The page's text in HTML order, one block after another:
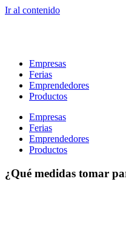
Ir al contenido
Empresas
Ferias
Emprendedores
Productos
Empresas
Ferias
Emprendedores
Productos
¿Qué medidas tomar